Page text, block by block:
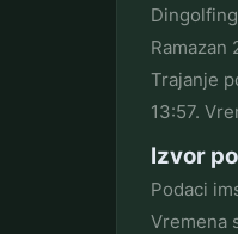
Ramazan
Trajanje
13:57.
Izvor
Podaci
Vremena